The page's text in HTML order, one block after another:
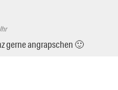
gerne angrapschen 🙂